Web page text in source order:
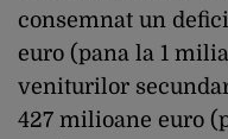
consemnat un
euro (pana la 1
veniturilor
427 milioane euro